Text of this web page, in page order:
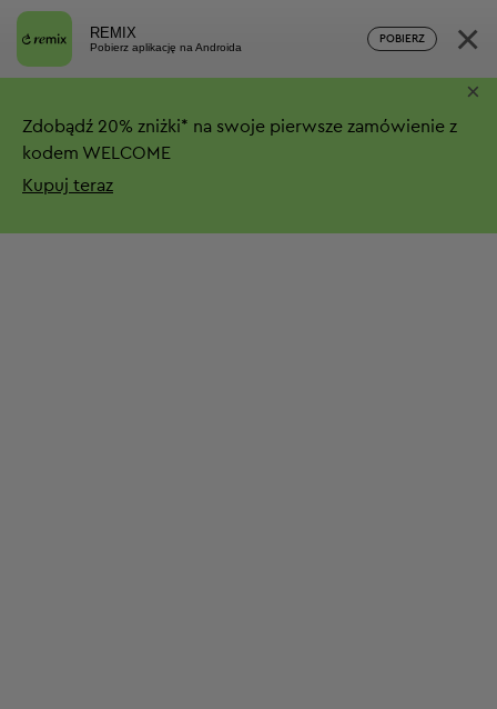
REMIX
Pobierz aplikację na Androida
POBIERZ ×
Zdobądź 20% zniżki* na swoje pierwsze zamówienie z
kodem WELCOME
Kupuj teraz
×